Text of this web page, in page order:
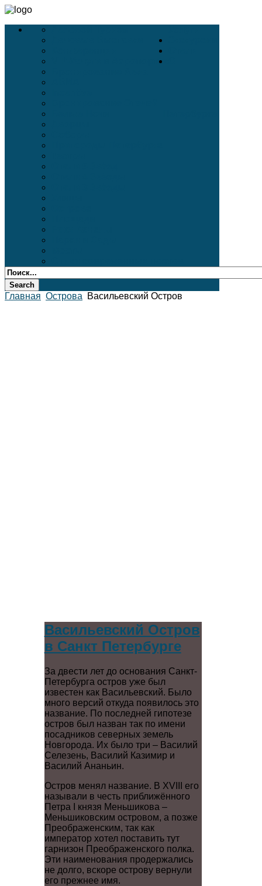
VIP-Услуги в Аэропортах
Главная Острова Васильевский Остров
Васильевский Остров
в Санкт Петербурге
За двести лет до основания Санкт-
Петербурга остров уже был
известен как Васильевский. Было
много версий откуда появилось это
название. По последней гипотезе
остров был назван так по имени
посадников северных земель
Новгорода. Их было три – Василий
Селезень, Василий Казимир и
Василий Ананьин.
Остров менял название. В XVIII его
называли в честь приближённого
Петра I князя Меньшикова –
Меньшиковским островом, а позже
Преображенским, так как
император хотел поставить тут
гарнизон Преображенского полка.
Эти наименования продержались
не долго, вскоре острову вернули
его прежнее имя.